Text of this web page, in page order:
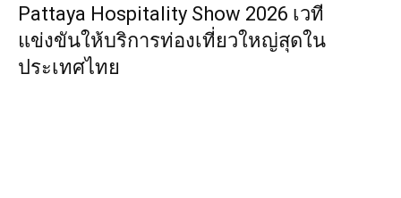
Pattaya Hospitality Show 2026 เวที
แข่งขันให้บริการท่องเที่ยวใหญ่สุดใน
ประเทศไทย